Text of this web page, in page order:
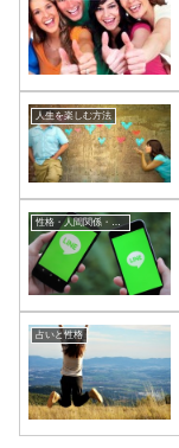
人生を楽しむ方法
性格・人間関係・コミュニケーションについて
占いと性格